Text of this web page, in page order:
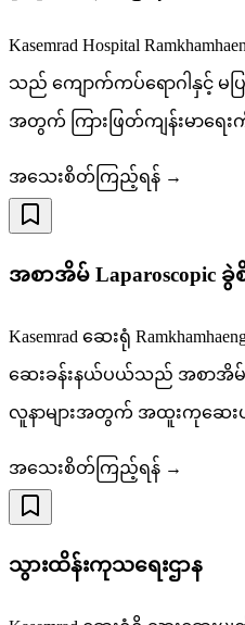
Kasemrad Hospital
သည် ကျောက်ကပ်ရောဂါနှင့် မ
အတွက် ကြားဖြတ်ကျန်းမာရေ
အသေးစိတ်ကြည့်ရန် →
အစာအိမ် Laparoscopic
Kasemrad ဆေးရုံ
ဆေးခန်းနယ်ပယ်သည် အစာ
လူနာများအတွက် အထူးကုဆေးပ
အသေးစိတ်ကြည့်ရန် →
သွားထိန်းကုသရေးဌာန